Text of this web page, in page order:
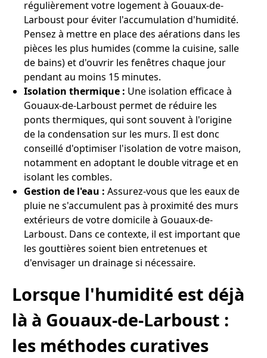
régulièrement votre logement à Gouaux-de-
Larboust pour éviter l'accumulation d'humidité.
Pensez à mettre en place des aérations dans les
pièces les plus humides (comme la cuisine, salle
de bains) et d'ouvrir les fenêtres chaque jour
pendant au moins 15 minutes.
Isolation thermique : Une isolation efficace à
Gouaux-de-Larboust permet de réduire les
ponts thermiques, qui sont souvent à l'origine
de la condensation sur les murs. Il est donc
conseillé d'optimiser l'isolation de votre maison,
notamment en adoptant le double vitrage et en
isolant les combles.
Gestion de l'eau : Assurez-vous que les eaux de
pluie ne s'accumulent pas à proximité des murs
extérieurs de votre domicile à Gouaux-de-
Larboust. Dans ce contexte, il est important que
les gouttières soient bien entretenues et
d'envisager un drainage si nécessaire.
Lorsque l'humidité est déjà
là à Gouaux-de-Larboust :
les méthodes curatives